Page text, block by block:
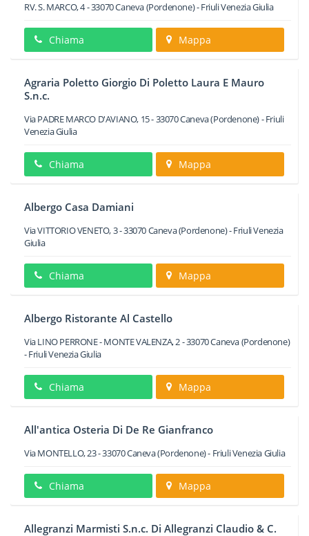
RV. S. MARCO, 4-33070Caneva(Pordenone) -Friuli Venezia Giulia
Chiama Mappa
Agraria Poletto Giorgio Di Poletto Laura E Mauro
S.n.c.
Via PADRE MARCO D'AVIANO, 15-33070Caneva(Pordenone) -Friuli
Venezia Giulia
Chiama Mappa
Albergo Casa Damiani
Via VITTORIO VENETO, 3-33070Caneva(Pordenone) -Friuli Venezia
Giulia
Chiama Mappa
Albergo Ristorante Al Castello
Via LINO PERRONE - MONTE VALENZA, 2-33070Caneva(Pordenone)
-Friuli Venezia Giulia
Chiama Mappa
All'antica Osteria Di De Re Gianfranco
Via MONTELLO, 23-33070Caneva(Pordenone) - Friuli Venezia Giulia
Chiama Mappa
Allegranzi Marmisti S.n.c. Di Allegranzi Claudio & C.